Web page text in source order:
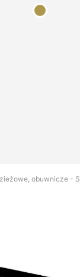
obuwnicze -